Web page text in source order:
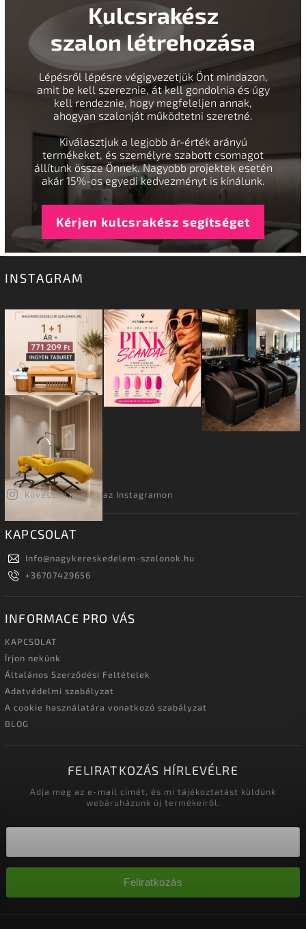
Kulcsrakész
szalon létrehozása
Lépésről lépésre végigvezetjük Önt mindazon,
amit be kell szereznie, át kell gondolnia és úgy
kell rendeznie, hogy megfeleljen annak,
ahogyan szalonját működtetni szeretné.
Kiválasztjuk a legjobb ár-érték arányú
termékeket, és személyre szabott csomagot
állítunk össze Önnek. Nagyobb projektek esetén
akár 15%-os egyedi kedvezményt is kínálunk.
Kérjen kulcsrakész segítséget
INSTAGRAM
Kövessen minket az Instagramon
KAPCSOLAT
Info@nagykereskedelem-szalonok.hu
+36707429656
INFORMACE PRO VÁS
KAPCSOLAT
Írjon nekünk
Általános Szerződési Feltételek
Adatvédelmi szabályzat
A cookie használatára vonatkozó szabályzat
BLOG
FELIRATKOZÁS HÍRLEVÉLRE
Adja meg az e-mail címét, és mi tájékoztatást küldünk
webáruházunk új termékeiről.
Feliratkozás